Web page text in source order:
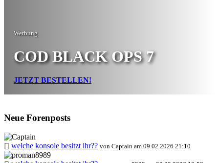
Werbung
COD BLACK OPS 7
JETZT BESTELLEN!
Neue Forenposts
welche konsole besitzt ihr?? von Captain am 09.02.2026 21:10